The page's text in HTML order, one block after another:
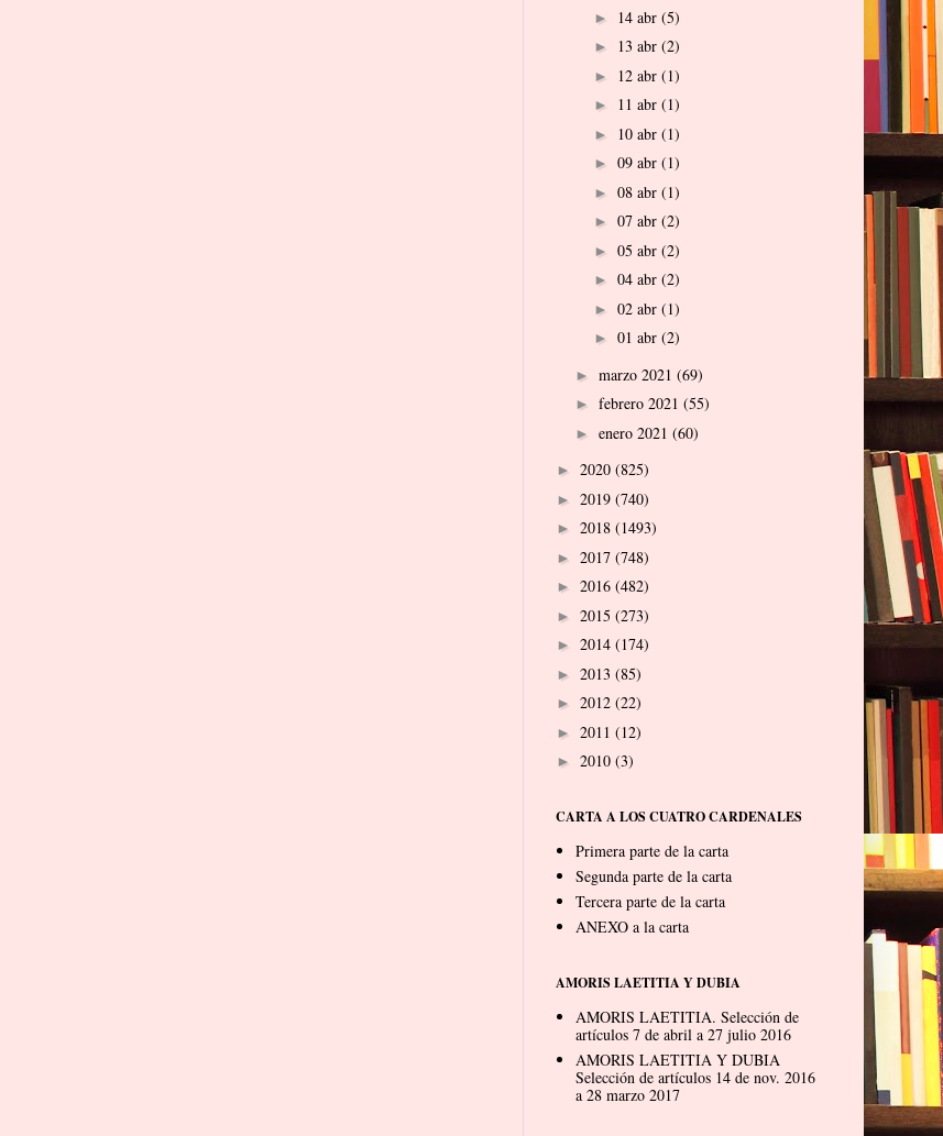
► 14 abr (5)
► 13 abr (2)
► 12 abr (1)
► 11 abr (1)
► 10 abr (1)
► 09 abr (1)
► 08 abr (1)
► 07 abr (2)
► 05 abr (2)
► 04 abr (2)
► 02 abr (1)
► 01 abr (2)
► marzo 2021 (69)
► febrero 2021 (55)
► enero 2021 (60)
► 2020 (825)
► 2019 (740)
► 2018 (1493)
► 2017 (748)
► 2016 (482)
► 2015 (273)
► 2014 (174)
► 2013 (85)
► 2012 (22)
► 2011 (12)
► 2010 (3)
CARTA A LOS CUATRO CARDENALES
Primera parte de la carta
Segunda parte de la carta
Tercera parte de la carta
ANEXO a la carta
AMORIS LAETITIA Y DUBIA
AMORIS LAETITIA. Selección de
artículos 7 de abril a 27 julio 2016
AMORIS LAETITIA Y DUBIA
Selección de artículos 14 de nov. 2016
a 28 marzo 2017